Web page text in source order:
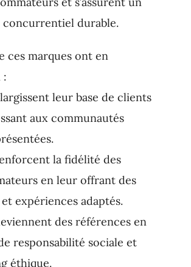
concurrentiel durable.
ces marques ont en
:
leur base de clients
aux communautés
la fidélité des
en leur offrant des
expériences adaptés.
des références en
responsabilité sociale et
éthique.